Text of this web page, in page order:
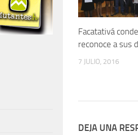
Facatativá
reconoce a sus
7 JULIO, 2016
DEJA UNA